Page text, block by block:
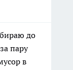
до
пару
в